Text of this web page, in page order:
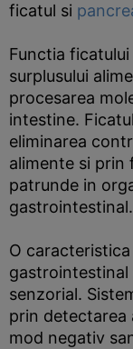
ficatul si
Functia
surplusului
procesarea
intestine.
eliminarea
alimente si
patrunde in
gastrointestinal.
O
gastrointestinal
senzorial.
prin detectarea
mod negativ